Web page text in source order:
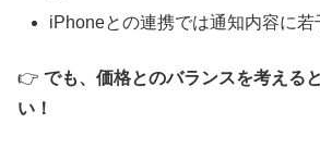
iPhoneとの連携では通知内容に若
👉 でも、価格とのバランスを考える
い！